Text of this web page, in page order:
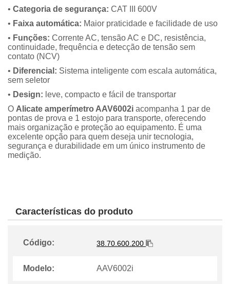
• Categoria de segurança: CAT III 600V
• Faixa automática: Maior praticidade e facilidade de uso
• Funções: Corrente AC, tensão AC e DC, resistência,
continuidade, frequência e detecção de tensão sem
contato (NCV)
• Diferencial: Sistema inteligente com escala automática,
sem seletor
• Design: leve, compacto e fácil de transportar
O Alicate amperímetro AAV6002i acompanha 1 par de
pontas de prova e 1 estojo para transporte, oferecendo
mais organização e proteção ao equipamento. É uma
excelente opção para quem deseja unir tecnologia,
segurança e durabilidade em um único instrumento de
medição.
Características do produto
Código: 38.70.600.200
Modelo: AAV6002i